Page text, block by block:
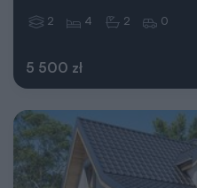
5 500 zł
2 4 2 0